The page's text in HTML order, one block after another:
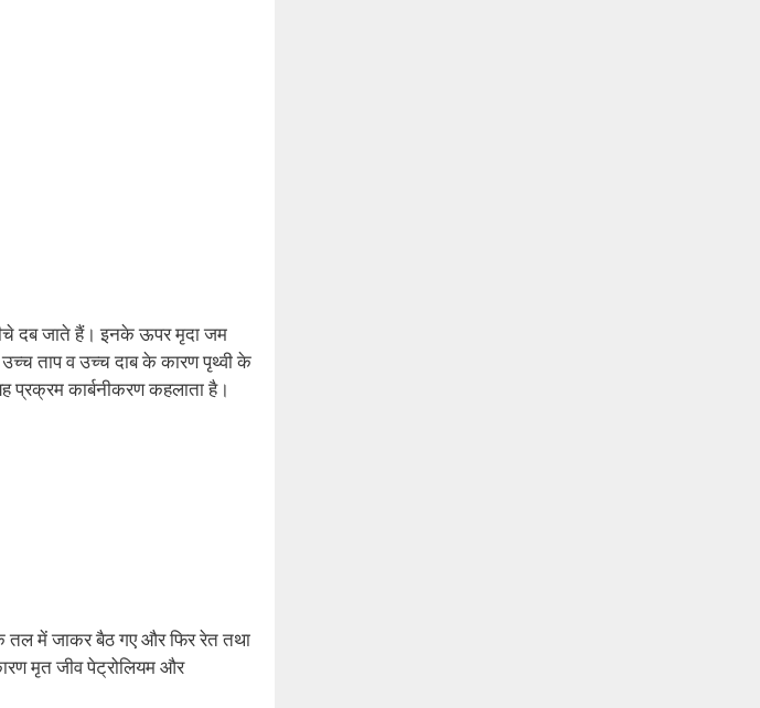
दब जाते हैं। इनके ऊपर मृदा जम
ताप व उच्च दाब के कारण पृथ्वी के
प्रक्रम कार्बनीकरण कहलाता है।
तल में जाकर बैठ गए और फिर रेत तथा
मृत जीव पेट्रोलियम और